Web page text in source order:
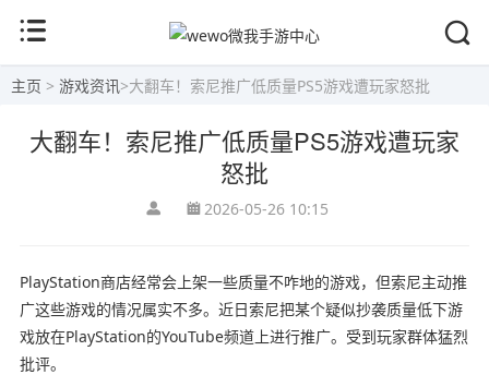
主页 > 游戏资讯>大翻车！索尼推广低质量PS5游戏遭玩家怒批
大翻车！索尼推广低质量PS5游戏遭玩家
怒批
2026-05-26 10:15
PlayStation商店经常会上架一些质量不咋地的游戏，但索尼主动推
广这些游戏的情况属实不多。近日索尼把某个疑似抄袭质量低下游
戏放在PlayStation的YouTube频道上进行推广。受到玩家群体猛烈
批评。